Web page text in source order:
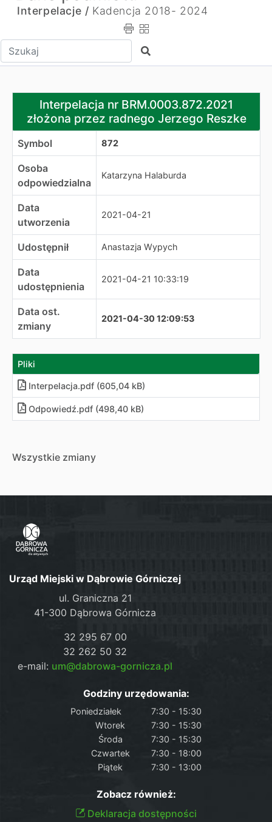
Interpelacje / Kadencja 2018- 2024
Wpisz tekst do wyszukania Szukaj
Interpelacja nr BRM.0003.872.2021 złożona przez
Interpelacja nr BRM.0003.872.2021
złożona przez radnego Jerzego Reszke
Symbol 872
Osoba
odpowiedzialna
Katarzyna Halaburda
Data
utworzenia
2021-04-21
Udostępnił Anastazja Wypych
Data
udostępnienia
2021-04-21 10:33:19
Data ost.
zmiany
2021-04-30 12:09:53
Pliki
Interpelacja.pdf (605,04 kB)
Odpowiedź.pdf (498,40 kB)
Wszystkie zmiany
Urząd Miejski w Dąbrowie Górniczej
ul. Graniczna 21
41-300 Dąbrowa Górnicza
32 295 67 00
32 262 50 32
e-mail: um@dabrowa-gornicza.pl
Godziny urzędowania:
Poniedziałek
7:30 - 15:30
Wtorek
7:30 - 15:30
Środa
7:30 - 15:30
Czwartek
7:30 - 18:00
Piątek
7:30 - 13:00
Zobacz również:
Deklaracja dostępności